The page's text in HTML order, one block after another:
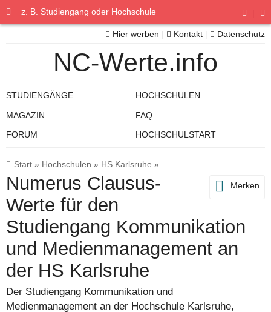
Start » Hochschulen » HS Karlsruhe »
Merken
Numerus Clausus-
Werte für den
Studiengang Kommunikation
und Medienmanagement an
der HS Karlsruhe
Der Studiengang Kommunikation und
Medienmanagement an der Hochschule Karlsruhe,
Hier werben Kontakt Datenschutz
NC-Werte.info
STUDIENGÄNGE HOCHSCHULEN
MAGAZIN FAQ
FORUM HOCHSCHULSTART